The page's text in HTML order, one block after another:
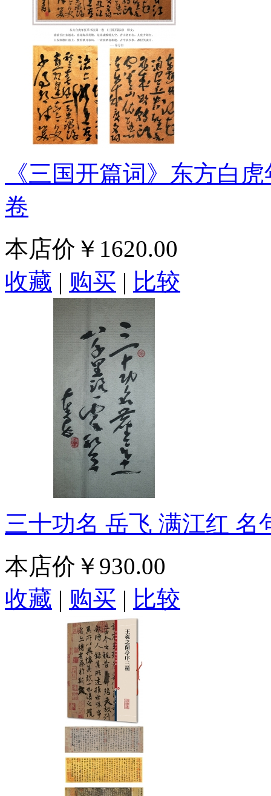
《三国开篇词》东方白
卷
本店价 ￥1620.00
收藏 | 购买 | 比较
三十功名 岳飞 满江红 名
本店价 ￥930.00
收藏 | 购买 | 比较